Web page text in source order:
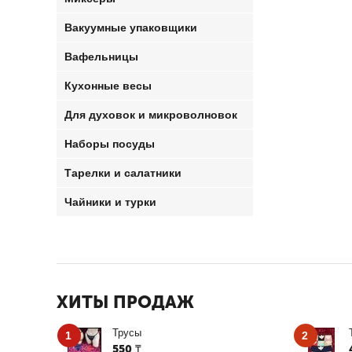
Вакуумные упаковщики
Вафельницы
Кухонные весы
Для духовок и микроволновок
Наборы посуды
Тарелки и салатники
Чайники и турки
ХИТЫ ПРОДАЖ
1 Трусы
550 ₸
2